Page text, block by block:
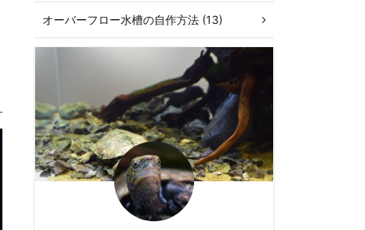
オーバーフロー水槽の自作方法 (13)